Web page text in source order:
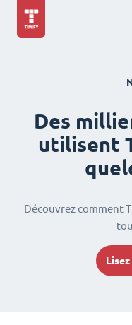
Des
utilisent
Découvrez comment